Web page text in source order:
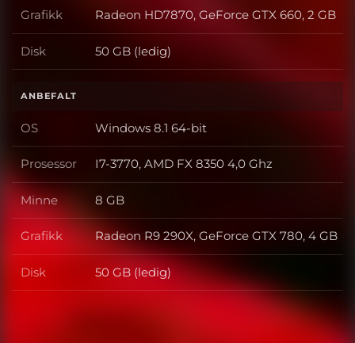
Grafikk Grafikk
Radeon HD7870, GeForce GTX 660, 2 GB
Disk Disk
50 GB (ledig)
ANBEFALT
OS OS
Windows 8.1 64-bit
Prosessor Prosessor
I7-3770, AMD FX 8350 4,0 Ghz
Minne Minne
8 GB
Grafikk Grafikk
Radeon R9 290X, GeForce GTX 780, 4 GB
Disk Disk
50 GB (ledig)